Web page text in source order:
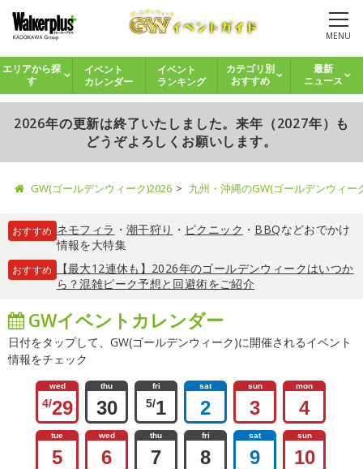
MENU
エリアから探
す
イベント
カレンダー
イベント
ランキング
カテゴリ別
おすすめ
最新
ニュース
2026年の更新は終了いたしました。来年（2027年）も
どうぞよろしくお願いします。
GW(ゴールデンウィーク)2026 九州・沖縄のGW(ゴールデンウィ
おすすめ ネモフィラ ・ 潮干狩り ・ ピクニック ・ BBQなどおでかけ
情報を大特集
おすすめ
【最大12連休も】2026年のゴールデンウィークはいつか
ら？混雑ピーク予想と回避術をご紹介
GWイベントカレンダー
日付をタップして、GW(ゴールデンウィーク)に開催されるイベント
情報をチェック
wed
4/29
thu
30
fri
5/1
sat
2
sun
3
mon
4
tue
5
wed
6
thu
7
fri
8
sat
9
sun
10